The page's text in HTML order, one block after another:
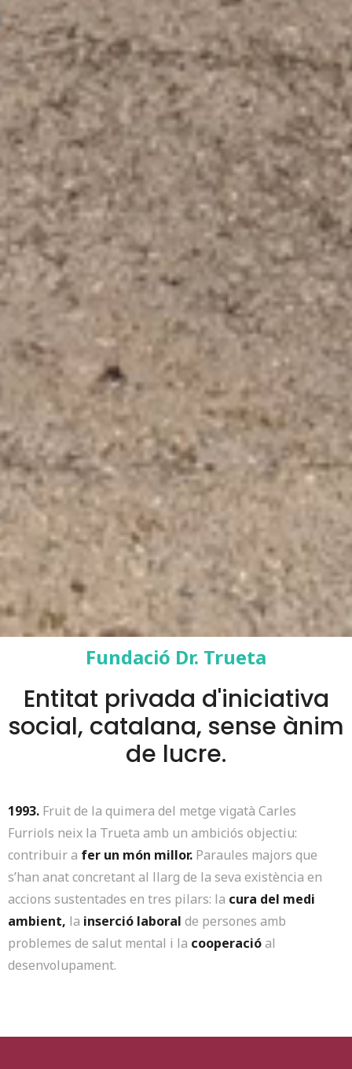
Fundació Dr. Trueta
Entitat privada d'iniciativa
social, catalana, sense ànim
de lucre.
1993. Fruit de la quimera del metge vigatà Carles
Furriols neix la Trueta amb un ambiciós objectiu:
contribuir a fer un món millor. Paraules majors que
s’han anat concretant al llarg de la seva existència en
accions sustentades en tres pilars: la cura del medi
ambient, la inserció laboral de persones amb
problemes de salut mental i la cooperacióal
desenvolupament.